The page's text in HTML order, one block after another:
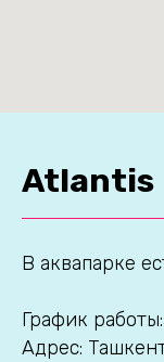
Atlantis
В аквапарке
График
Адрес: